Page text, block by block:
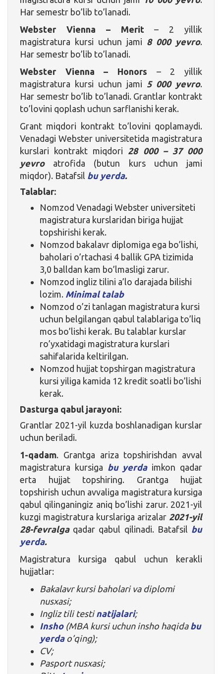
Har semestr bo’lib to’lanadi.
Webster Vienna – Merit – 2 yillik
magistratura kursi uchun jami 8 000 yevro.
Har semestr bo’lib to’lanadi.
Webster Vienna – Honors – 2 yillik
magistratura kursi uchun jami 5 000 yevro.
Har semestr bo’lib to’lanadi. Grantlar kontrakt
to’lovini qoplash uchun sarflanishi kerak.
Grant miqdori kontrakt to’lovini qoplamaydi.
Venadagi Webster universitetida magistratura
kurslari kontrakt miqdori 28 000 – 37 000
yevroatrofida (butun kurs uchun jami
miqdor). Batafsil bu yerda.
Talablar:
Nomzod Venadagi Webster universiteti
magistratura kurslaridan biriga hujjat
topshirishi kerak.
Nomzod bakalavr diplomiga ega bo’lishi,
baholari o’rtachasi 4 ballik GPA tizimida
3,0 balldan kam bo’lmasligi zarur.
Nomzod ingliz tilini a’lo darajada bilishi
lozim. Minimal talab
Nomzod o’zi tanlagan magistratura kursi
uchun belgilangan qabul talablariga to’liq
mos bo’lishi kerak. Bu talablar kurslar
ro’yxatidagi magistratura kurslari
sahifalarida keltirilgan.
Nomzod hujjat topshirgan magistratura
kursi yiliga kamida 12 kredit soatli bo’lishi
kerak.
Dasturga qabul jarayoni:
Grantlar 2021-yil kuzda boshlanadigan kurslar
uchun beriladi.
1-qadam. Grantga ariza topshirishdan avval
magistratura kursiga bu yerdaimkon qadar
erta hujjat topshiring. Grantga hujjat
topshirish uchun avvaliga magistratura kursiga
qabul qilinganingiz aniq bo’lishi zarur. 2021-yil
kuzgi magistratura kurslariga arizalar 2021-yil
28-fevralgaqadar qabul qilinadi. Batafsil bu
yerda.
Magistratura kursiga qabul uchun kerakli
hujjatlar:
Bakalavr kursi baholari va diplomi
nusxasi;
Ingliz tili testi natijalari;
Insho (MBA kursi uchun insho haqida bu
yerdao’qing);
CV;
Pasport nusxasi;